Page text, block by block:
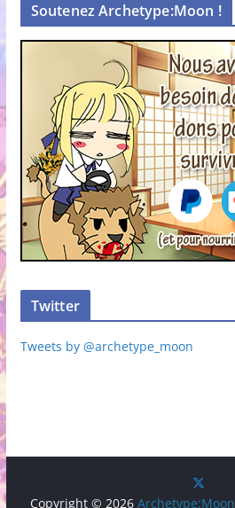
Soutenez Archetype:Moon !
Twitter
Tweets by @archetype_moon
Copyright © 2026Archetype:Moon